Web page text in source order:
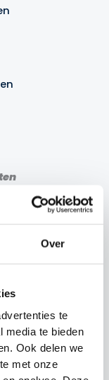
Over
te
media te bieden
Ook delen we
met onze
ballenton
en ballennet